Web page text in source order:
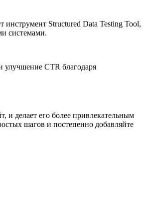
инструмент Structured Data Testing Tool,
системами.
улучшение CTR благодаря
и делает его более привлекательным
шагов и постепенно добавляйте